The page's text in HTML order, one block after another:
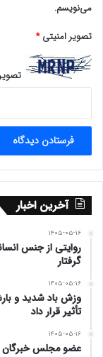
می‌نویسم.
تصویر امنیتی*
آخرین اخبار
۱۴۰۵-۰۵-۱۶
روایتی از جنس
گرفتار
۱۴۰۵-۰۵-۱۶
وزش باد شدید و
تأثیر قرار داد
۱۴۰۵-۰۵-۱۶
عضو مجلس خبرگان